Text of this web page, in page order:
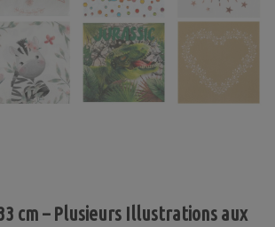
cm – Plusieurs Illustrations aux